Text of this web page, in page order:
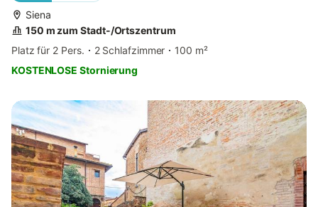
Siena
150 m zum Stadt-/Ortszentrum
Platz für 2 Pers.
2 Schlafzimmer
100 m²
KOSTENLOSE Stornierung